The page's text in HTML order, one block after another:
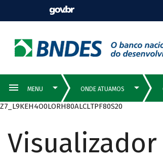
Z7_L9KEH4O0LORH80ALCLTPF80S20